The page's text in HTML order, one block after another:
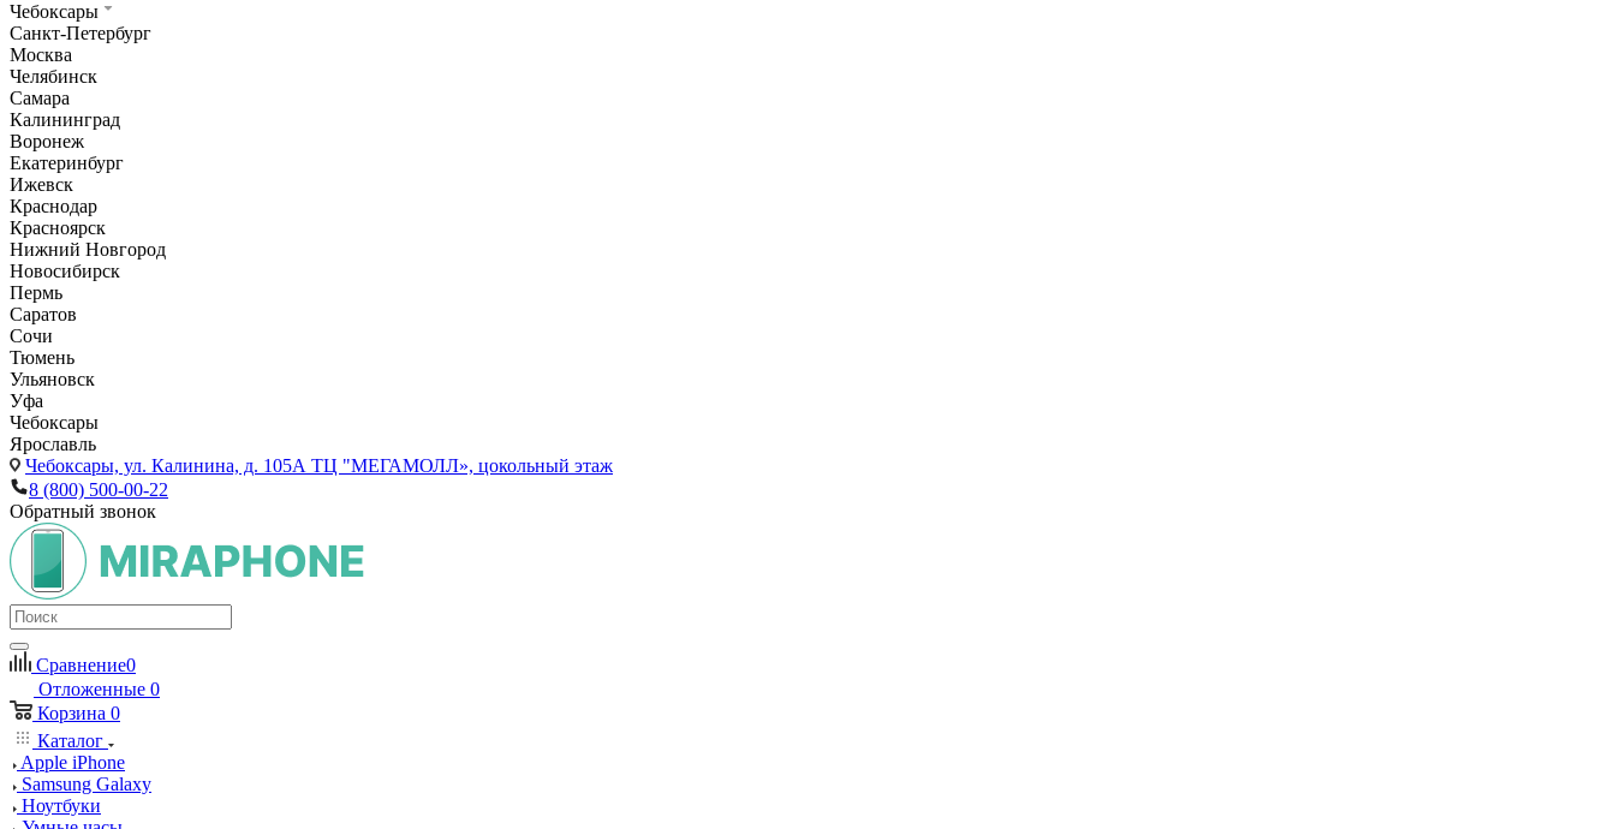
Чебоксары
Санкт-Петербург
Москва
Челябинск
Самара
Калининград
Воронеж
Екатеринбург
Ижевск
Краснодар
Красноярск
Нижний Новгород
Новосибирск
Пермь
Саратов
Сочи
Тюмень
Ульяновск
Уфа
Чебоксары
Ярославль
Чебоксары, ул. Калинина, д. 105А ТЦ "МЕГАМОЛЛ», цокольный этаж
8 (800) 500-00-22
Обратный звонок
Сравнение0
Отложенные 0
Корзина 0
Каталог
Apple iPhone
Samsung Galaxy
Ноутбуки